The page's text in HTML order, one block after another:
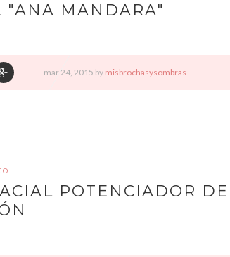
"ANA MANDARA"
mar24, 2015 by misbrochasysombras
POTENCIADOR DE